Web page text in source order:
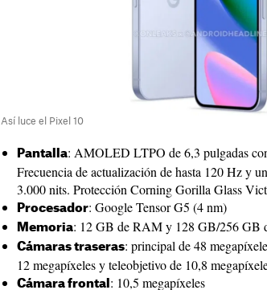
Así luce el Pixel 10
Pantalla: AMOLED LTPO de 6,3 pulgadas
Frecuencia de actualización de hasta 120 Hz y
3.000 nits. Protección Corning Gorilla Glass
Procesador: Google Tensor G5 (4 nm)
Memoria: 12 GB de RAM y 128 GB/256 GB
Cámaras traseras: principal de 48
12 megapíxeles y teleobjetivo de 10,8
Cámara frontal : 10,5 megapíxeles